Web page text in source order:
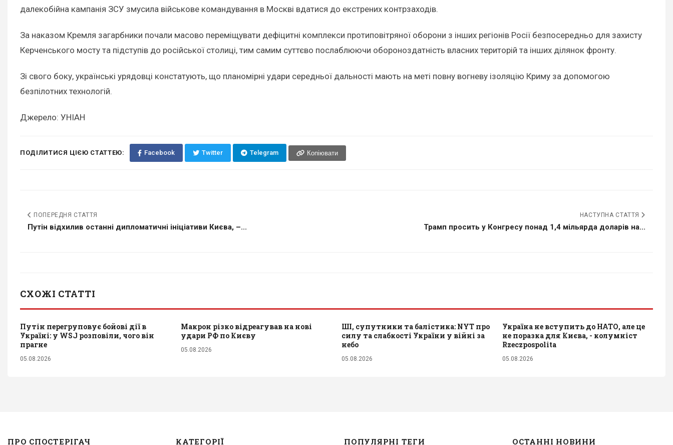
далекобійна кампанія ЗСУ змусила військове командування в Москві вдатися до екстрених контрзаходів.
За наказом Кремля загарбники почали масово переміщувати дефіцитні комплекси протиповітряної оборони з інших регіонів Росії безпосередньо для захисту
Керченського мосту та підступів до російської столиці, тим самим суттєво послаблюючи обороноздатність власних територій та інших ділянок фронту.
Зі свого боку, українські урядовці констатують, що планомірні удари середньої дальності мають на меті повну вогневу ізоляцію Криму за допомогою
безпілотних технологій.
Джерело: УНІАН
ПОДІЛИТИСЯ ЦІЄЮ СТАТТЕЮ: Facebook Twitter Telegram Копіювати
ПОПЕРЕДНЯ СТАТТЯ
Путін відхилив останні дипломатичні ініціативи Києва, –...
НАСТУПНА СТАТТЯ
Трамп просить у Конгресу понад 1,4 мільярда доларів на...
СХОЖІ СТАТТІ
Путін перегруповує бойові дії в
Україні: у WSJ розповіли, чого він
прагне
05.08.2026
Макрон різко відреагував на нові
удари РФ по Києву
05.08.2026
ШІ, супутники та балістика: NYT про
силу та слабкості України у війні за
небо
05.08.2026
Україна не вступить до НАТО, але це
не поразка для Києва, - колумніст
Rzeczpospolita
05.08.2026
ПРО СПОСТЕРІГАЧ КАТЕГОРІЇ ПОПУЛЯРНІ ТЕГИ ОСТАННІ НОВИНИ